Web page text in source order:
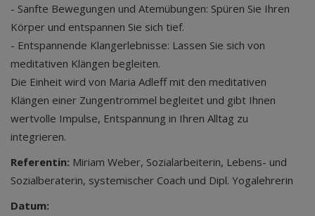
- Sanfte Bewegungen und Atemübungen: Spüren Sie Ihren
Körper und entspannen Sie sich tief.
- Entspannende Klangerlebnisse: Lassen Sie sich von
meditativen Klängen begleiten.
Die Einheit wird von Maria Adleff mit den meditativen
Klängen einer Zungentrommel begleitet und gibt Ihnen
wertvolle Impulse, Entspannung in Ihren Alltag zu
integrieren.
Referentin: Miriam Weber, Sozialarbeiterin, Lebens- und
Sozialberaterin, systemischer Coach und Dipl. Yogalehrerin
Datum: